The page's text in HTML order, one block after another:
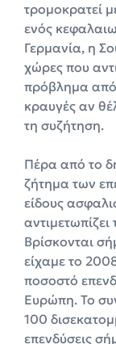
τρομοκρατεί
ενός
Γερμανία, η
χώρες που
πρόβλημα από
κραυγές αν
τη συζήτηση.
Πέρα από το
ζήτημα των
είδους
Βρίσκονται
είχαμε το
ποσοστό
Ευρώπη. Το
100
επενδύσεις